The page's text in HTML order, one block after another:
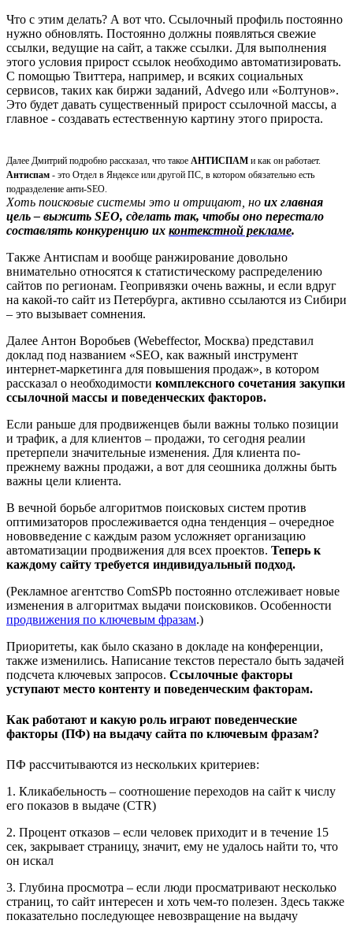
Что с этим делать? А вот что. Ссылочный профиль постоянно
нужно обновлять. Постоянно должны появляться свежие
ссылки, ведущие на сайт, а также ссылки. Для выполнения
этого условия прирост ссылок необходимо автоматизировать.
С помощью Твиттера, например, и всяких социальных
сервисов, таких как биржи заданий, Advego или «Болтунов».
Это будет давать существенный прирост ссылочной массы, а
главное - создавать естественную картину этого прироста.
Далее Дмитрий подробно рассказал, что такое АНТИСПАМ и как он работает.
Антиспам - это Отдел в Яндексе или другой ПС, в котором обязательно есть
подразделение анти-SEO.
Хоть поисковые системы это и отрицают, но их главная
цель – выжить SEO, сделать так, чтобы оно перестало
составлять конкуренцию их контекстной рекламе.
Также Антиспам и вообще ранжирование довольно
внимательно относятся к статистическому распределению
сайтов по регионам. Геопривязки очень важны, и если вдруг
на какой-то сайт из Петербурга, активно ссылаются из Сибири
– это вызывает сомнения.
Далее Антон Воробьев (Webeffector, Москва) представил
доклад под названием «SEO, как важный инструмент
интернет-маркетинга для повышения продаж», в котором
рассказал о необходимости комплексного сочетания закупки
ссылочной массы и поведенческих факторов.
Если раньше для продвиженцев были важны только позиции
и трафик, а для клиентов – продажи, то сегодня реалии
претерпели значительные изменения. Для клиента по-
прежнему важны продажи, а вот для сеошника должны быть
важны цели клиента.
В вечной борьбе алгоритмов поисковых систем против
оптимизаторов прослеживается одна тенденция – очередное
нововведение с каждым разом усложняет организацию
автоматизации продвижения для всех проектов. Теперь к
каждому сайту требуется индивидуальный подход.
(Рекламное агентство ComSPb постоянно отслеживает новые
изменения в алгоритмах выдачи поисковиков. Особенности
продвижения по ключевым фразам.)
Приоритеты, как было сказано в докладе на конференции,
также изменились. Написание текстов перестало быть задачей
подсчета ключевых запросов. Ссылочные факторы
уступают место контенту и поведенческим факторам.
Как работают и какую роль играют поведенческие
факторы (ПФ) на выдачу сайта по ключевым фразам?
ПФ рассчитываются из нескольких критериев:
1. Кликабельность – соотношение переходов на сайт к числу
его показов в выдаче (CTR)
2. Процент отказов – если человек приходит и в течение 15
сек, закрывает страницу, значит, ему не удалось найти то, что
он искал
3. Глубина просмотра – если люди просматривают несколько
страниц, то сайт интересен и хоть чем-то полезен. Здесь также
показательно последующее невозвращение на выдачу